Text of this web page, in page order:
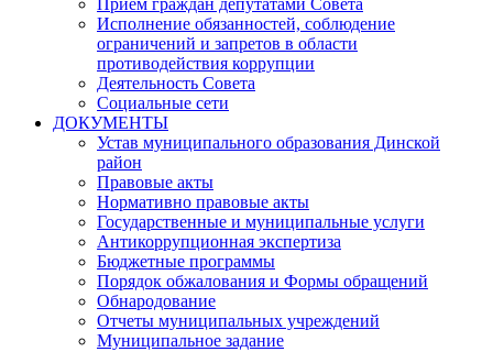
Прием граждан депутатами Совета
Исполнение обязанностей, соблюдение
ограничений и запретов в области
противодействия коррупции
Деятельность Совета
Социальные сети
ДОКУМЕНТЫ
Устав муниципального образования Динской
район
Правовые акты
Нормативно правовые акты
Государственные и муниципальные услуги
Антикоррупционная экспертиза
Бюджетные программы
Порядок обжалования и Формы обращений
Обнародование
Отчеты муниципальных учреждений
Муниципальное задание